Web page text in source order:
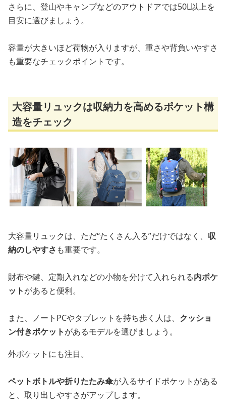
さらに、登山やキャンプなどのアウトドアでは50L以上を
目安に選びましょう。
容量が大きいほど荷物が入りますが、重さや背負いやすさ
も重要なチェックポイントです。
大容量リュックは収納力を高めるポケット構
造をチェック
大容量リュックは、ただ“たくさん入る”だけではなく、 収
納のしやすさ も重要です。
財布や鍵、定期入れなどの小物を分けて入れられる内ポケ
ットがあると便利。
また、ノートPCやタブレットを持ち歩く人は、 クッショ
ン付きポケットがあるモデルを選びましょう。
外ポケットにも注目。
ペットボトルや折りたたみ傘が入るサイドポケットがある
と、取り出しやすさがアップします。